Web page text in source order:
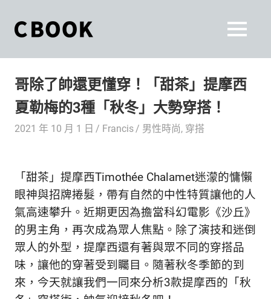
content
和
你
一
活
出
自
己
的
World.」
是
近
你/
妳
生
活
的
雜
誌。
最
精
MENU
哥除了帥還更懂穿！「甜茶」提摩西
夏勒梅的3種「秋冬」大勢穿搭！
2021 年 10 月 1 日 Francis 男性時尚, 穿搭
「甜茶」提摩西Timothée Chalamet迷濛的慵懶
眼神與招牌捲髮，帶有自然的中性特質讓他的人
氣高速攀升。近期更因為擔當科幻電影《沙丘》
的男主角，再次成為眾人焦點。除了演技和迷倒
眾人的外型，提摩西還有著與眾不同的穿搭品
味，讓他的穿著受到矚目。隨著秋冬季節的到
來，今天就讓我們一同來分析3款提摩西的「秋